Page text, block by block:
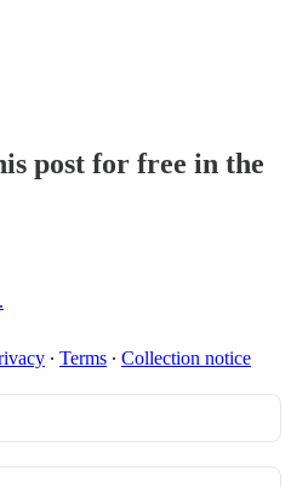
post for free in the
∙ Terms ∙ Collection notice